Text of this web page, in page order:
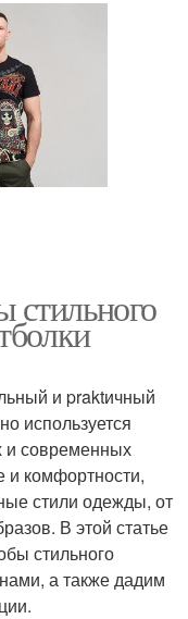
стильного
и praktичный
используется
и современных
и комфортности,
стили одежды, от
В этой статье
стильного
а также дадим